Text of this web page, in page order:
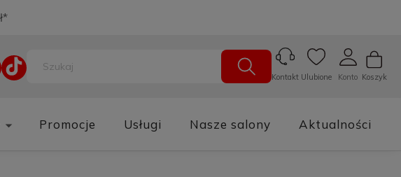
Koszyk
Konto
Ulubione
Kontakt
Promocje Usługi Nasze salony Aktualności